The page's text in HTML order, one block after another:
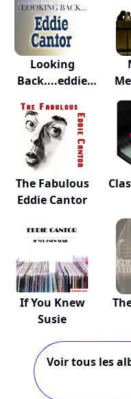
Looking
Back....eddie
The Fabulous
Eddie Cantor
If You Knew
Susie
Voir tous les